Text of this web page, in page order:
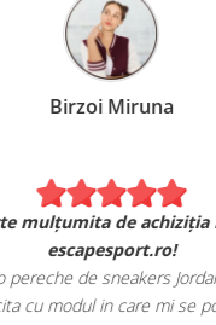
Birzoi
Sunt foarte mulțumita
o pereche de
de fericita cu modul in